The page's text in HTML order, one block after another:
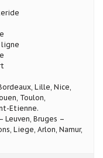
ligne
Lille, Nice,
Toulon,
Etienne.
Leuven, Bruges –
Liege, Arlon, Namur,